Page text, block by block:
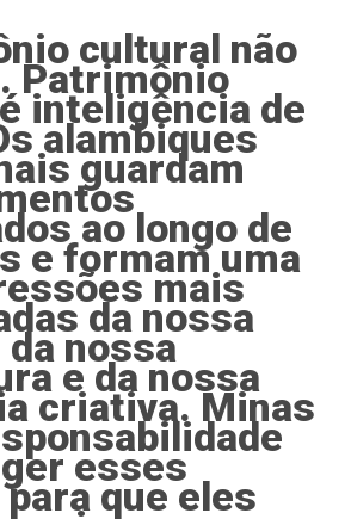
cultural não
Patrimônio
inteligência de
alambiques
guardam
ao longo de
e formam uma
mais
da nossa
nossa
e da nossa
criativa. Minas
esses
que eles